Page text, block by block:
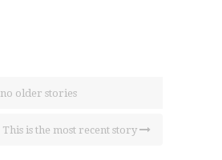
older stories
This is the most recent story